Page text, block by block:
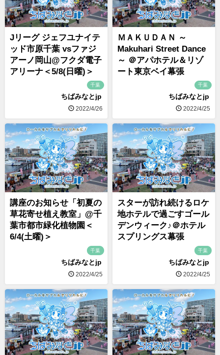
Jリーグ ジェフユナイテ
ッド市原千葉 vsファジ
アーノ岡山@フクダ電子
アリーナ＜5/8(日曜)＞
千葉
ちばみなとjp
2022/4/26
ＭＡＫＵＤＡＮ ～
Makuhari Street Dance
～ ＠アパホテル＆リゾ
ート東京ベイ幕張
千葉
ちばみなとjp
2022/4/25
講座のお知らせ「初夏の
草花寄せ植え教室」@千
葉市都市緑化植物園＜
6/4(土曜)＞
千葉
ちばみなとjp
2022/4/25
スターが訪れ続けるロケ
地ホテルで過ごすゴール
デンウィーク♪＠ホテル
スプリングス幕張
千葉
ちばみなとjp
2022/4/25